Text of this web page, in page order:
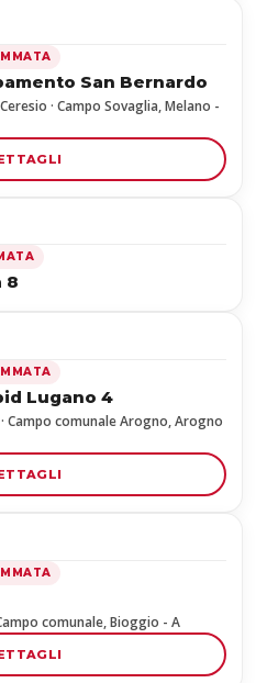
San Bernardo
· Campo Sovaglia, Melano -
8
Lugano 4
Campo comunale Arogno, Arogno
comunale, Bioggio - A